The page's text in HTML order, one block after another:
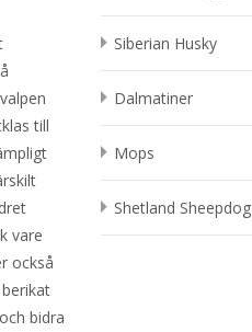
till
vare
också
bidra
Siberian Husky
Dalmatiner
Mops
Shetland Sheepdog